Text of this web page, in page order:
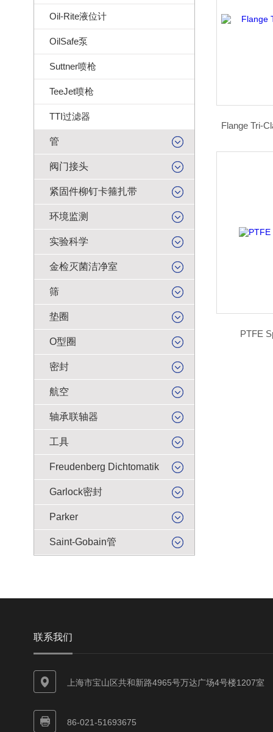
Oil-Rite液位计
OilSafe泵
Suttner喷枪
TeeJet喷枪
TTI过滤器
管
阀门接头
紧固件柳钉卡箍扎带
环境监测
实验科学
金检灭菌洁净室
筛
垫圈
O型圈
密封
航空
轴承联轴器
工具
Freudenberg Dichtomatik
Garlock密封
Parker
Saint-Gobain管
Flange Tri-
PTFE
联系我们
上海市宝山区共和新路4965号万达广场4号楼1207室
86-021-51693675